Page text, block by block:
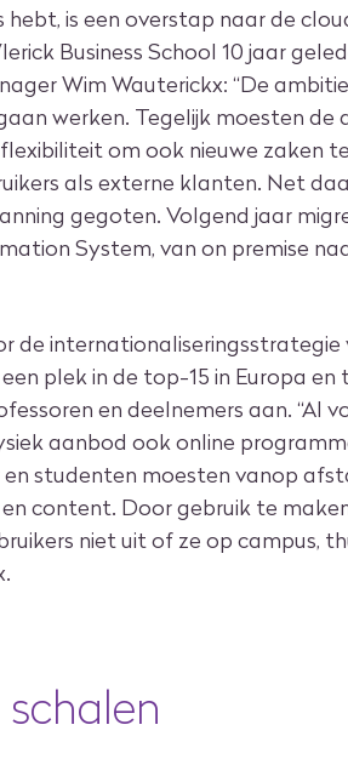
is een overstap naar de
Business School 10 jaar
Wim Wauterickx: “De
werken. Tegelijk moesten de
om ook nieuwe zaken
als externe klanten. Net
gegoten. Volgend jaar
System, van on premise
de internationaliseringsstrategie
plek in de top-15 in Europa
en deelnemers aan. “Al
aanbod ook online
studenten moesten vanop
content. Door gebruik te
niet uit of ze op campus,